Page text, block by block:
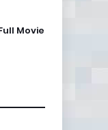
Movie